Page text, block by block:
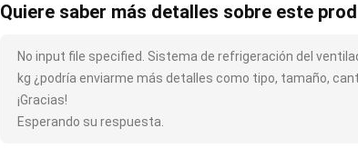
Quiere saber más detalles sobre este
No input file specified. Sistema de refrigeración del
kg ¿podría enviarme más detalles como tipo, tamaño,
¡Gracias!
Esperando su respuesta.